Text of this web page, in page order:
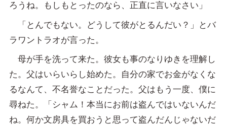
ろうね。もしもとったのなら、正直に言いなさい」
「とんでもない。どうして彼がとるんだい？」とバ
ラワントラオが言った。
母が手を洗って来た。彼女も事のなりゆきを理解し
た。父はいらいらし始めた。自分の家でお金がなくな
るなんて、不名誉なことだった。父はもう一度、僕に
尋ねた。「シャム！本当にお前は盗んではいないんだ
ね。何か文房具を買おうと思って盗んだんじゃないだ